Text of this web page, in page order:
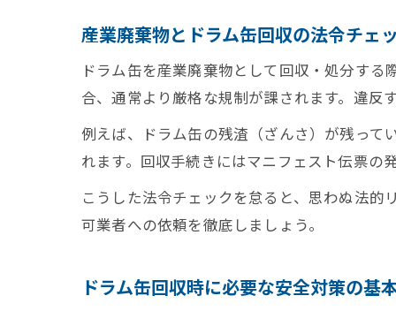
産業廃棄物とドラム缶回収の法令チェ
ドラム缶を産業廃棄物として回収・処分す
合、通常より厳格な規制が課されます。違反
例えば、ドラム缶の残渣（ざんさ）が残って
れます。回収手続きにはマニフェスト伝票の
こうした法令チェックを怠ると、思わぬ法
可業者への依頼を徹底しましょう。
ドラム缶回収時に必要な安全対策の基